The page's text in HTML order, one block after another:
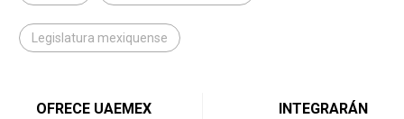
Legislatura mexiquense
OFRECE UAEMEX
INTEGRARÁN